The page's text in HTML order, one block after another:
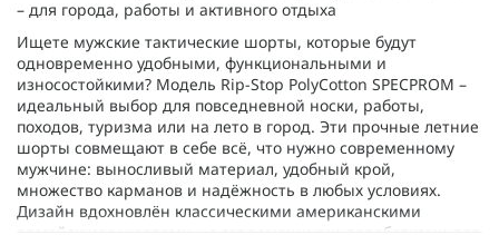
– для города, работы и активного отдыха
Ищете мужские тактические шорты, которые будут
одновременно удобными, функциональными и
износостойкими? Модель Rip-Stop PolyCotton SPECPROM –
идеальный выбор для повседневной носки, работы,
походов, туризма или на лето в город. Эти прочные летние
шорты совмещают в себе всё, что нужно современному
мужчине: выносливый материал, удобный крой,
множество карманов и надёжность в любых условиях.
Дизайн вдохновлён классическими американскими